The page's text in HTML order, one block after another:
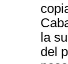
la
del